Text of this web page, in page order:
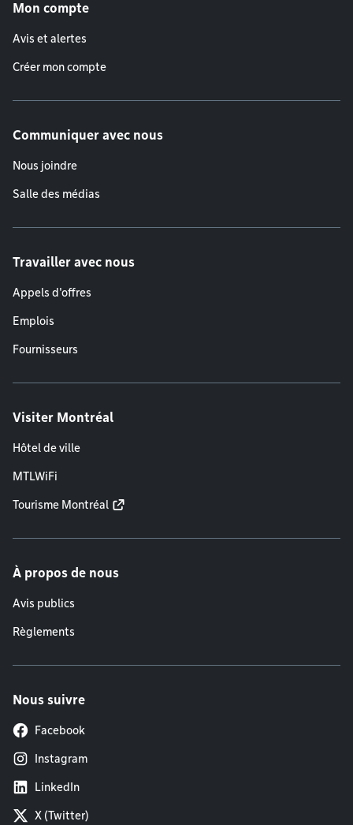
Mon compte
Avis et alertes
Créer mon compte
Communiquer avec nous
Nous joindre
Salle des médias
Travailler avec nous
Appels d'offres
Emplois
Fournisseurs
Visiter Montréal
Hôtel de ville
MTLWiFi
Tourisme Montréal
À propos de nous
Avis publics
Règlements
Nous suivre
Facebook
Instagram
LinkedIn
X (Twitter)